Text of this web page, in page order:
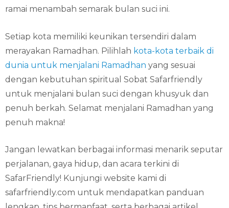
ramai menambah semarak bulan suci ini.
Setiap kota memiliki keunikan tersendiri dalam
merayakan Ramadhan. Pilihlah kota-kota terbaik di
dunia untuk menjalani Ramadhan yang sesuai
dengan kebutuhan spiritual Sobat Safarfriendly
untuk menjalani bulan suci dengan khusyuk dan
penuh berkah. Selamat menjalani Ramadhan yang
penuh makna!
Jangan lewatkan berbagai informasi menarik seputar
perjalanan, gaya hidup, dan acara terkini di
SafarFriendly! Kunjungi website kami di
safarfriendly.com untuk mendapatkan panduan